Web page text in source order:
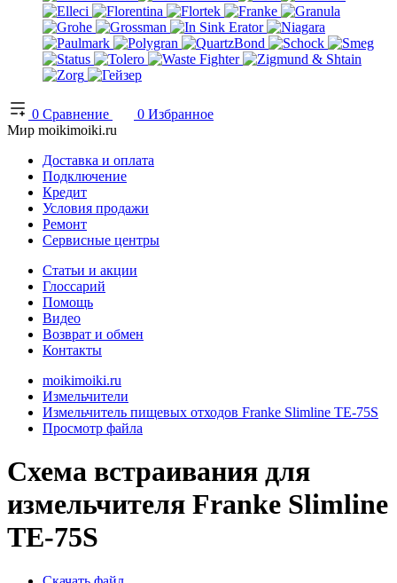
0 Сравнение 0 Избранное
Мир moikimoiki.ru
Доставка и оплата
Подключение
Кредит
Условия продажи
Ремонт
Сервисные центры
Статьи и акции
Глоссарий
Помощь
Видео
Возврат и обмен
Контакты
moikimoiki.ru
Измельчители
Измельчитель пищевых отходов Franke Slimline TE-75S
Просмотр файла
Схема встраивания для
измельчителя Franke Slimline
TE-75S